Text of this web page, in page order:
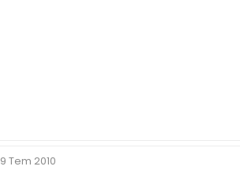
9 Tem 2010